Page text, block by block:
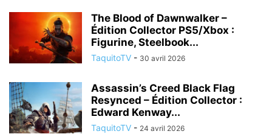
The Blood of Dawnwalker –
Édition Collector PS5/Xbox :
Figurine, Steelbook...
TaquitoTV - 30 avril 2026
Assassin’s Creed Black Flag
Resynced – Édition Collector :
Edward Kenway...
TaquitoTV - 24 avril 2026